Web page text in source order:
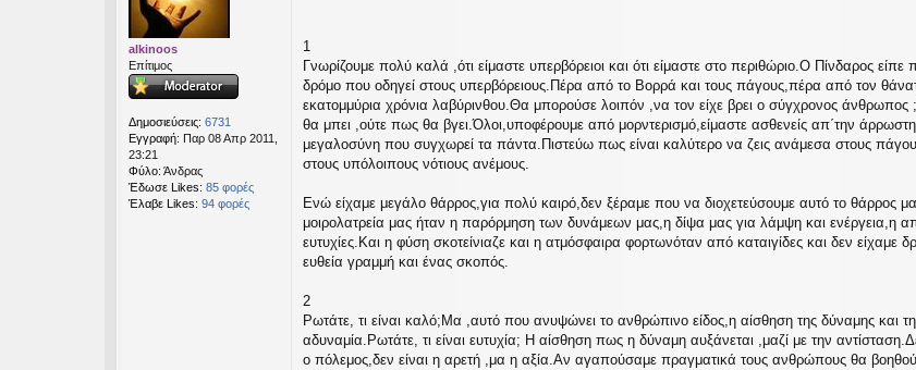
alkinoos
Επίτιμος
Δημοσιεύσεις: 6731
Εγγραφή: Παρ 08 Απρ 2011,
23:21
Φύλο: Άνδρας
Έδωσε Likes: 85 φορές
Έλαβε Likes: 94 φορές
υ
σ
η
1
Γνωρίζουμε πολύ καλά ,ότι είμαστε υπερβόρειοι και ότι είμαστε στο περιθώριο.Ο Πίνδαρος
δρόμο που οδηγεί στους υπερβόρειους.Πέρα από το Βορρά και τους πάγους,πέρα από τον
εκατομμύρια χρόνια λαβύρινθου.Θα μπορούσε λοιπόν ,να τον είχε βρει ο σύγχρονος
θα μπει ,ούτε πως θα βγει.Όλοι,υποφέρουμε από μορντερισμό,είμαστε ασθενείς απ΄την
μεγαλοσύνη που συγχωρεί τα πάντα.Πιστεύω πως είναι καλύτερο να ζεις ανάμεσα στους
στους υπόλοιπους νότιους ανέμους.
Ενώ είχαμε μεγάλο θάρρος,για πολύ καιρό,δεν ξέραμε που να διοχετεύσουμε αυτό το θάρρος
μοιρολατρεία μας ήταν η παρόρμηση των δυνάμεων μας,η δίψα μας για λάμψη και ενέργεια,η
ευτυχίες.Και η φύση σκοτείνιαζε και η ατμόσφαιρα φορτωνόταν από καταιγίδες και δεν είχαμε
ευθεία γραμμή και ένας σκοπός.
2
Ρωτάτε, τι είναι καλό;Μα ,αυτό που ανυψώνει το ανθρώπινο είδος,η αίσθηση της δύναμης και
αδυναμία.Ρωτάτε, τι είναι ευτυχία; Η αίσθηση πως η δύναμη αυξάνεται ,μαζί με την
ο πόλεμος,δεν είναι η αρετή ,μα η αξία.Αν αγαπούσαμε πραγματικά τους ανθρώπους θα